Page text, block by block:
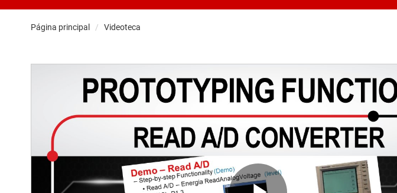
Página principal Videoteca